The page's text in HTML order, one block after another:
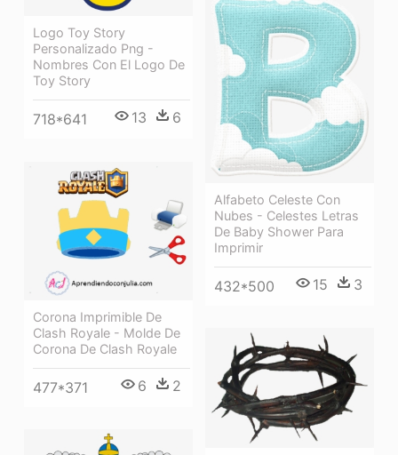
Logo Toy Story
Personalizado Png -
Nombres Con El Logo De
Toy Story
718*641 13 6
Alfabeto Celeste Con
Nubes - Celestes Letras
De Baby Shower Para
Imprimir
432*500 15 3
Corona Imprimible De
Clash Royale - Molde De
Corona De Clash Royale
477*371 6 2